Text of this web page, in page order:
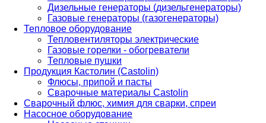
Дизельные генераторы (дизельгенераторы)
Газовые генераторы (газогенераторы)
Тепловое оборудование
Тепловентиляторы электрические
Газовые горелки - обогреватели
Тепловые пушки
Продукция Кастолин (Castolin)
Флюсы, припой и пасты
Сварочные материалы Castolin
Сварочный флюс, химия для сварки, спреи
Насосное оборудование